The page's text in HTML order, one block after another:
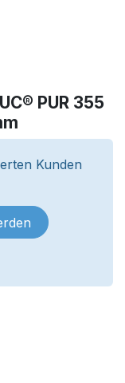
PUR 355
Kunden